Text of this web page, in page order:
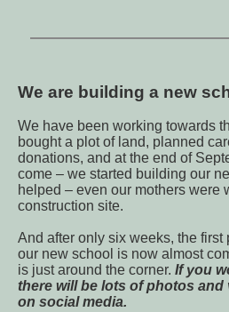
We are building a new
We have been working towards
bought a plot of land, planned
donations, and at the end of
come – we started building our
helped – even our mothers were
construction site.
And after only six weeks, the first
our new school is now almost
is just around the corner. If you
there will be lots of photos
on social media.